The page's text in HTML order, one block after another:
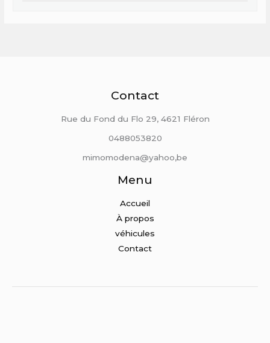
Contact
Rue du Fond du Flo 29, 4621 Fléron
0488053820
mimomodena@yahoo,be
Menu
Accueil
À propos
véhicules
Contact